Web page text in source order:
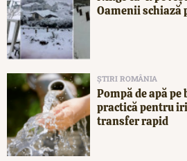
Oamenii schiază
ȘTIRI ROMÂNIA
Pompă de apă
practică pentru
transfer rapid